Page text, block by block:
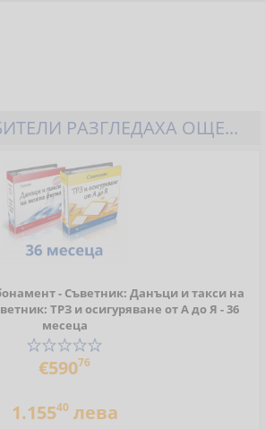
РАЗГЛЕДАХА ОЩЕ...
- Съветник: Данъци и такси на
ТРЗ и осигуряване от А до Я - 36
месеца
€59076
1.15540лева